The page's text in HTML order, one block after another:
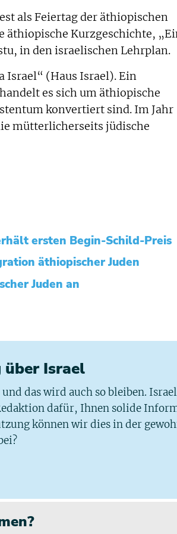
als Feiertag der äthiopischen
äthiopische Kurzgeschichte,
in den israelischen Lehrplan.
Israel“ (Haus Israel). Ein
es sich um äthiopische
konvertiert sind. Im Jahr
mütterlicherseits jüdische
ersten Begin-Schild-Preis
äthiopischer Juden
Juden an
Israel
das wird auch so bleiben.
dafür, Ihnen solide
können wir dies in der